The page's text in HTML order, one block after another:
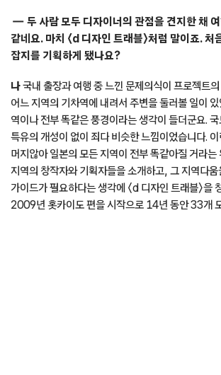
두 사람 모두 디자이너의 관점을 견지한 채
같네요. 마치 〈d 디자인 트래블〉처럼 말이죠. 처
잡지를 기획하게 됐나요?
나국내 출장과 여행 중 느낀 문제의식이 프로젝트
어느 지역의 기차역에 내려서 주변을 둘러볼 일이
역이나 전부 똑같은 풍경이라는 생각이 들더군요.
특유의 개성이 없이 죄다 비슷한 느낌이었습니다.
머지않아 일본의 모든 지역이 전부 똑같아질 거라는
지역의 창작자와 기획자들을 소개하고, 그 지역다
가이드가 필요하다는 생각에 〈d 디자인 트래블〉을
2009년 홋카이도 편을 시작으로 14년 동안 33개